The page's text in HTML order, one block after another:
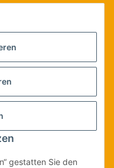
gestatten Sie den